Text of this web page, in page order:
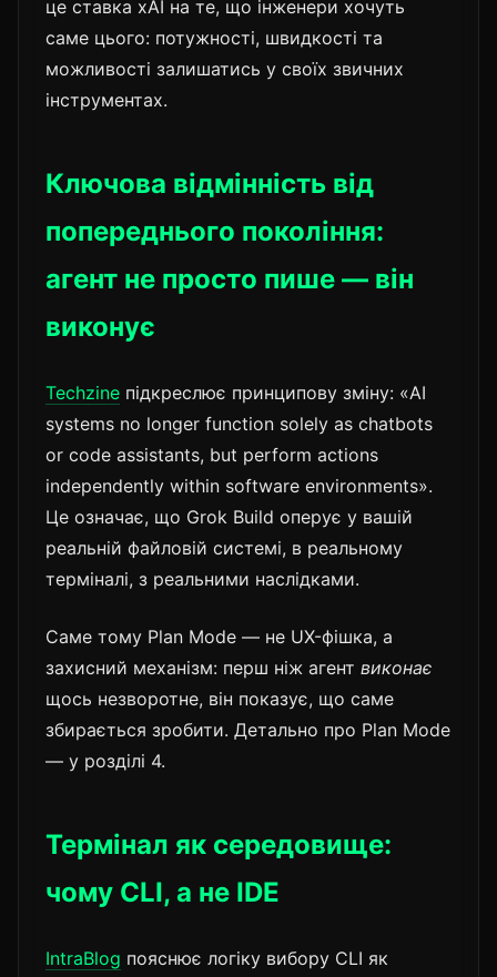
це ставка xAI на те, що інженери хочуть
саме цього: потужності, швидкості та
можливості залишатись у своїх звичних
інструментах.
Ключова відмінність від
попереднього покоління:
агент не просто пише — він
виконує
Techzine підкреслює принципову зміну: «AI
systems no longer function solely as chatbots
or code assistants, but perform actions
independently within software environments».
Це означає, що Grok Build оперує у вашій
реальній файловій системі, в реальному
терміналі, з реальними наслідками.
Саме тому Plan Mode — не UX-фішка, а
захисний механізм: перш ніж агент виконає
щось незворотне, він показує, що саме
збирається зробити. Детально про Plan Mode
— у розділі 4.
Термінал як середовище:
чому CLI, а не IDE
IntraBlog пояснює логіку вибору CLI як